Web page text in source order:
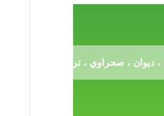
ديوان ، صحراوي ، ترڨية